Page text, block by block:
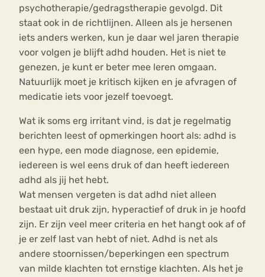
psychotherapie/gedragstherapie gevolgd. Dit
staat ook in de richtlijnen. Alleen als je hersenen
iets anders werken, kun je daar wel jaren therapie
voor volgen je blijft adhd houden. Het is niet te
genezen, je kunt er beter mee leren omgaan.
Natuurlijk moet je kritisch kijken en je afvragen of
medicatie iets voor jezelf toevoegt.
Wat ik soms erg irritant vind, is dat je regelmatig
berichten leest of opmerkingen hoort als: adhd is
een hype, een mode diagnose, een epidemie,
iedereen is wel eens druk of dan heeft iedereen
adhd als jij het hebt.
Wat mensen vergeten is dat adhd niet alleen
bestaat uit druk zijn, hyperactief of druk in je hoofd
zijn. Er zijn veel meer criteria en het hangt ook af of
je er zelf last van hebt of niet. Adhd is net als
andere stoornissen/beperkingen een spectrum
van milde klachten tot ernstige klachten. Als het je